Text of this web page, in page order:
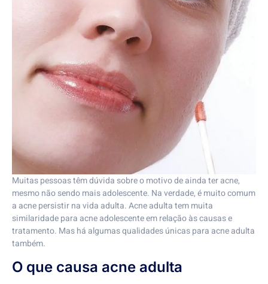
Muitas pessoas têm dúvida sobre o motivo de ainda ter acne,
mesmo não sendo mais adolescente. Na verdade, é muito comum
a acne persistir na vida adulta. Acne adulta tem muita
similaridade para acne adolescente em relação às causas e
tratamento. Mas há algumas qualidades únicas para acne adulta
também.
O que causa acne adulta